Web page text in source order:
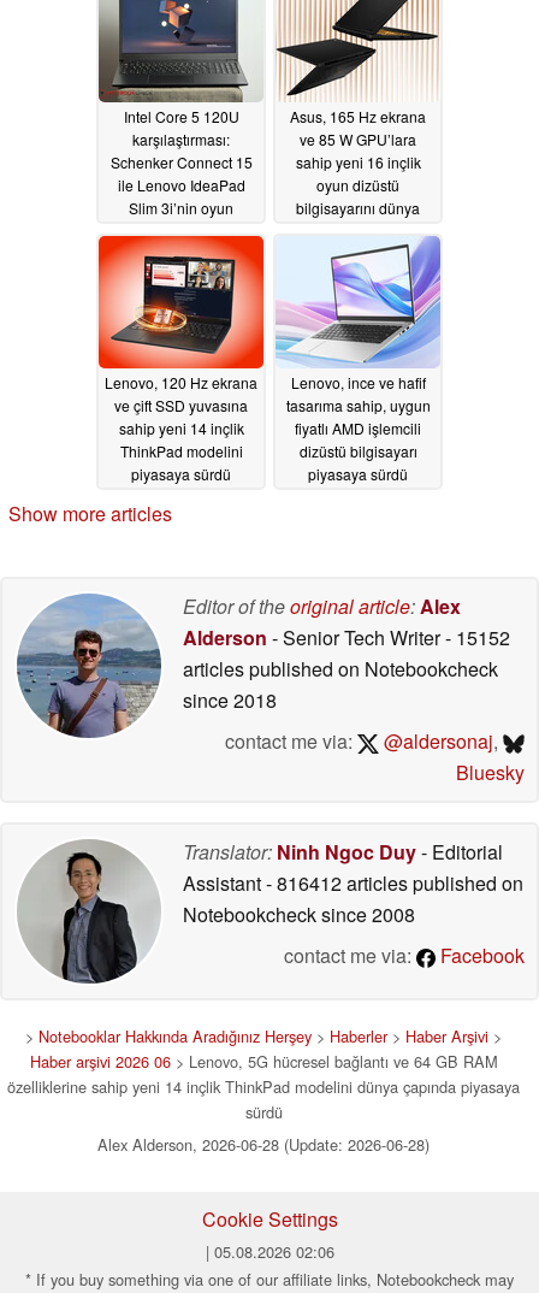
06/27/2026
Intel Core 5 120U
karşılaştırması:
Schenker Connect 15
ile Lenovo IdeaPad
Slim 3i’nin oyun
06/26/2026
Asus, 165 Hz ekrana
ve 85 W GPU’lara
sahip yeni 16 inçlik
oyun dizüstü
bilgisayarını dünya
sürdü06/26/2026
Lenovo, 120 Hz ekrana
ve çift SSD yuvasına
sahip yeni 14 inçlik
ThinkPad modelini
piyasaya sürdü
Lenovo, ince ve hafif
tasarıma sahip, uygun
fiyatlı AMD işlemcili
dizüstü bilgisayarı
piyasaya sürdü
Show more articles
Editor of theoriginal article:Alex
Alderson - Senior Tech Writer- 15152
articles published on Notebookcheck
since 2018
contact me via:
@aldersonaj,
Bluesky
Translator: Ninh Ngoc Duy- Editorial
Assistant- 816412 articles published on
Notebookchecksince 2008
contact me via:
Facebook
> Notebooklar Hakkında Aradığınız Herşey > Haberler> Haber Arşivi >
Haber arşivi 2026 06> Lenovo, 5G hücresel bağlantı ve 64 GB RAM
özelliklerine sahip yeni 14 inçlik ThinkPad modelini dünya çapında piyasaya
sürdü
Alex Alderson, 2026-06-28 (Update: 2026-06-28)
Cookie Settings
| 05.08.2026 02:06
* If you buy something via one of our affiliate links, Notebookcheck may